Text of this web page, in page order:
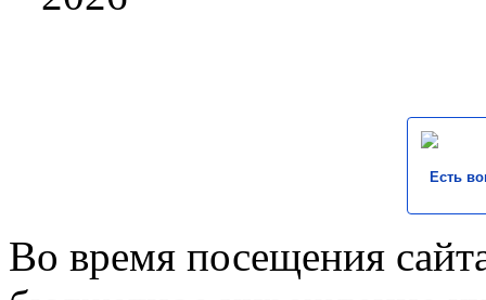
Есть
Во время посещения